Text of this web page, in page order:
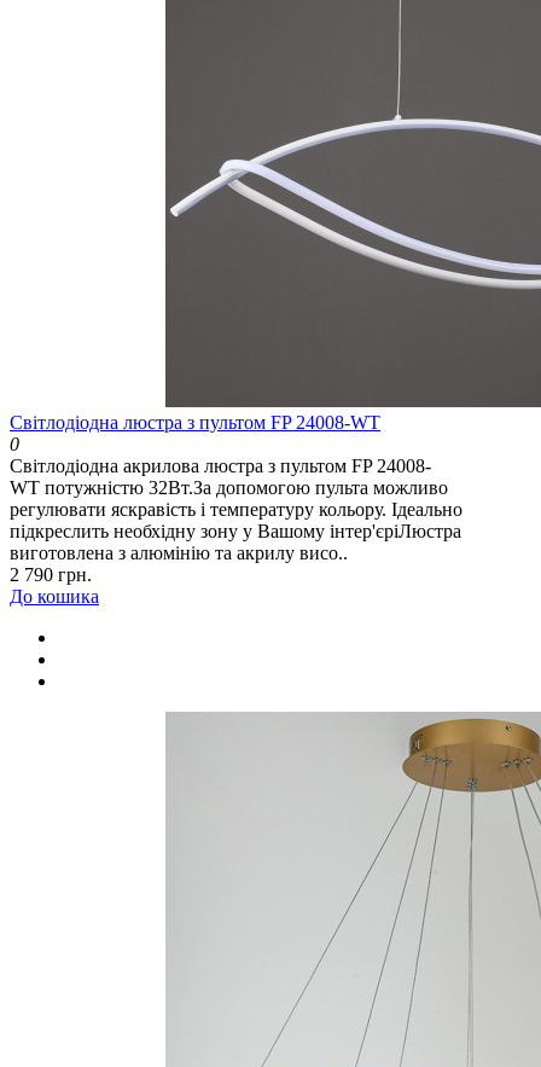
Світлодіодна люстра з пультом FP 24008-WT
0
Світлодіодна акрилова люстра з пультом FP 24008-
WT потужністю 32Вт.За допомогою пульта можливо
регулювати яскравість і температуру кольору. Ідеально
підкреслить необхідну зону у Вашому інтер'єріЛюстра
виготовлена ​​з алюмінію та акрилу висо..
2 790 грн.
До кошика